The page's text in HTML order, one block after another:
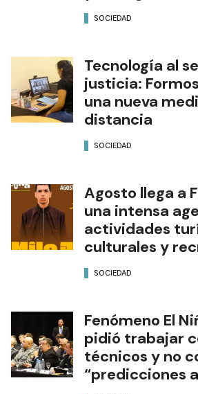
SOCIEDAD
Tecnología al
justicia:
una nueva
distancia
SOCIEDAD
Agosto llega a
una intensa
actividades
culturales y
SOCIEDAD
Fenómeno El
pidió trabajar
técnicos y no
“predicciones